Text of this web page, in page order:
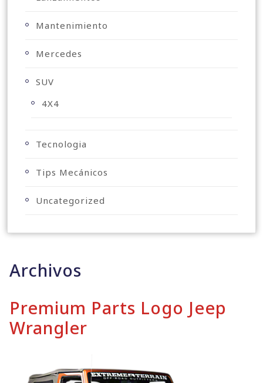
Mantenimiento
Mercedes
SUV
4X4
Tecnologia
Tips Mecánicos
Uncategorized
Archivos
Premium Parts Logo Jeep
Wrangler